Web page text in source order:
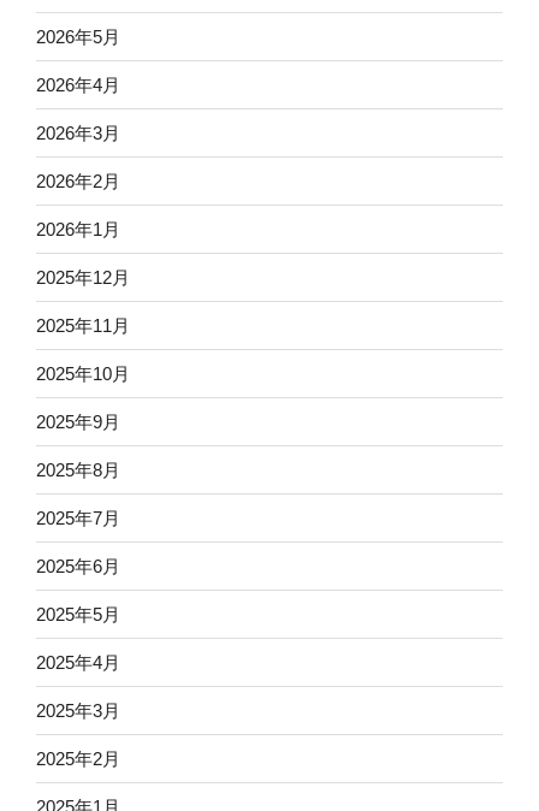
2026年5月
2026年4月
2026年3月
2026年2月
2026年1月
2025年12月
2025年11月
2025年10月
2025年9月
2025年8月
2025年7月
2025年6月
2025年5月
2025年4月
2025年3月
2025年2月
2025年1月